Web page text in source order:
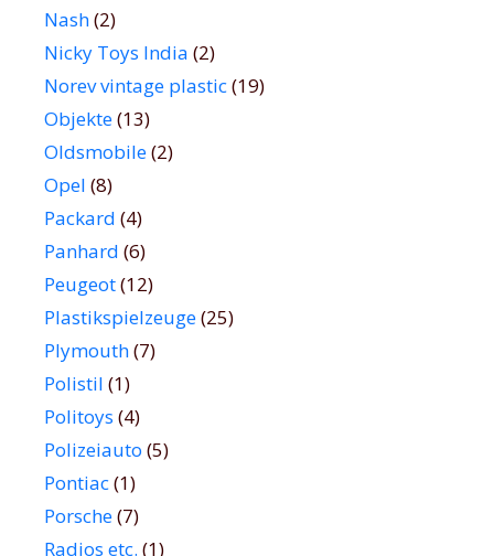
Nash(2)
Nicky Toys India (2)
Norev vintage plastic(19)
Objekte(13)
Oldsmobile(2)
Opel (8)
Packard (4)
Panhard (6)
Peugeot(12)
Plastikspielzeuge(25)
Plymouth(7)
Polistil (1)
Politoys (4)
Polizeiauto (5)
Pontiac(1)
Porsche(7)
Radios etc. (1)